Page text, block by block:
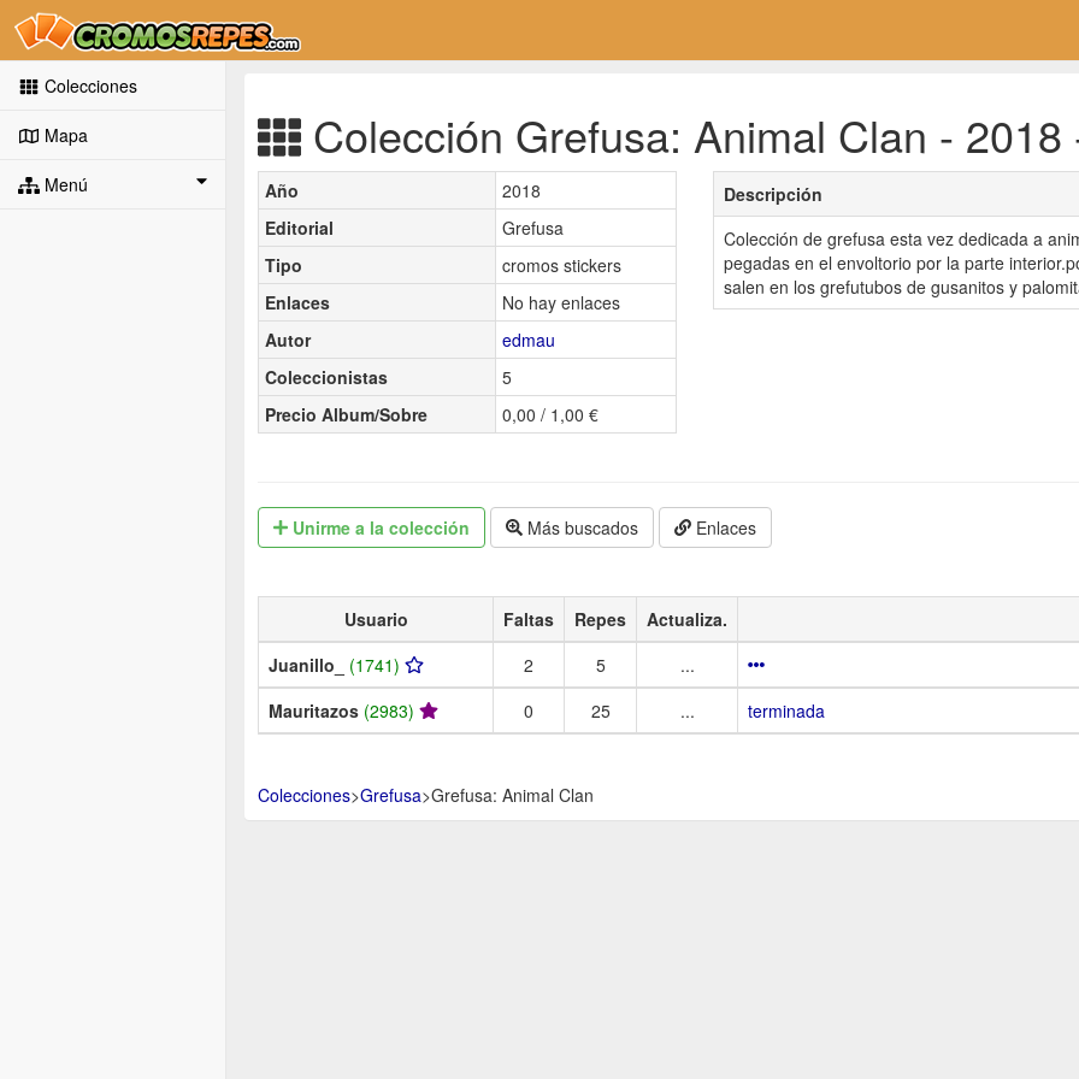
Colecciones
Mapa
Menú
Colección Grefusa: Animal Clan - 2018
Año
2018
Editorial
Grefusa
Tipo
cromos stickers
Enlaces
No hay enlaces
Autor
edmau
Coleccionistas
5
Precio Album/Sobre
0,00 / 1,00 €
Descripción
Colección de grefusa esta vez dedicada a
pegadas en el envoltorio por la parte
salen en los grefutubos de gusanitos y
Unirme a la colección Más buscados Enlaces
Usuario Faltas Repes Actualiza.
Juanillo_ (1741) 2 5
...
Mauritazos (2983) 0 25 ... terminada
Colecciones>Grefusa>Grefusa: Animal Clan